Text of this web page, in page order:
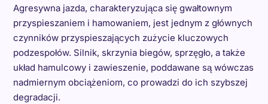
Agresywna jazda, charakteryzująca się gwałtownym
przyspieszaniem i hamowaniem, jest jednym z głównych
czynników przyspieszających zużycie kluczowych
podzespołów. Silnik, skrzynia biegów, sprzęgło, a także
układ hamulcowy i zawieszenie, poddawane są wówczas
nadmiernym obciążeniom, co prowadzi do ich szybszej
degradacji.